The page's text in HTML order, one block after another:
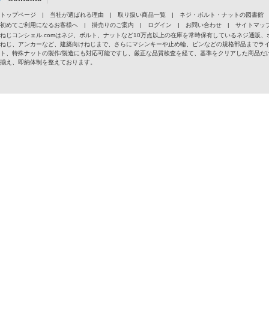
トップページ | 当社が選ばれる理由 | 取り扱い商品一覧 |
ネジ・ボルト・ナットの図書館
初めてご利用になるお客様へ
| 掛売りのご案内 | ログイン | お問い合わせ |
サイトマッ
ねじコンシェル.comはネジ、ボルト、ナットなど10万点以上の在庫を常時保有しているネジ通販
ねじ、アンカーなど、建築向けねじまで、さらにマシンキーや止め輪、ピンなどの規格部品まで
ト、特殊ナットの製作/製造にも対応可能ですし、厳正な品質検査を経て、基準をクリアした商品
揃え、即納体制を整えております。